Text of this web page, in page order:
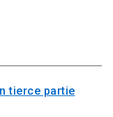
tierce partie